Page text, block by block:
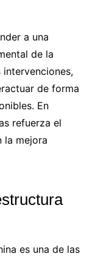
a una
de la
de forma
En
refuerza el
la mejora
es una de las